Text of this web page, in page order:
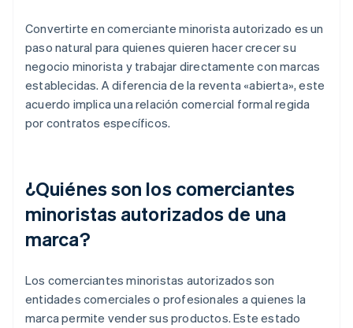
Convertirte en comerciante minorista autorizado es un
paso natural para quienes quieren hacer crecer su
negocio minorista y trabajar directamente con marcas
establecidas. A diferencia de la reventa «abierta», este
acuerdo implica una relación comercial formal regida
por contratos específicos.
¿Quiénes son los comerciantes
minoristas autorizados de una
marca?
Los comerciantes minoristas autorizados son
entidades comerciales o profesionales a quienes la
marca permite vender sus productos. Este estado